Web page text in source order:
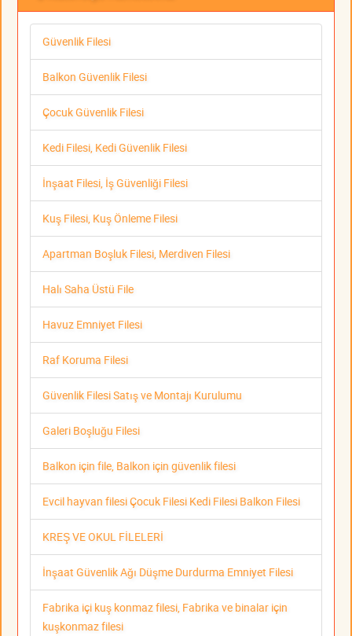
Güvenlik Filesi
Balkon Güvenlik Filesi
Çocuk Güvenlik Filesi
Kedi Filesi, Kedi Güvenlik Filesi
İnşaat Filesi, İş Güvenliği Filesi
Kuş Filesi, Kuş Önleme Filesi
Apartman Boşluk Filesi, Merdiven Filesi
Halı Saha Üstü File
Havuz Emniyet Filesi
Raf Koruma Filesi
Güvenlik Filesi Satış ve Montajı Kurulumu
Galeri Boşluğu Filesi
Balkon için file, Balkon için güvenlik filesi
Evcil hayvan filesi Çocuk Filesi Kedi Filesi Balkon Filesi
KREŞ VE OKUL FİLELERİ
İnşaat Güvenlik Ağı Düşme Durdurma Emniyet Filesi
Fabrika içi kuş konmaz filesi, Fabrika ve binalar için
kuşkonmaz filesi